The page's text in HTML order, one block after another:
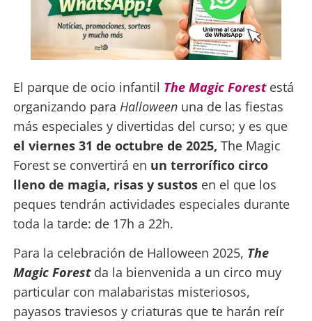
El parque de ocio infantil The Magic Forestestá
organizando para Halloween una de las fiestas
más especiales y divertidas del curso; y es que
el viernes 31 de octubre de 2025, The Magic
Forest se convertirá en un terrorífico circo
lleno de magia, risas y sustosen el que los
peques tendrán actividades especiales durante
toda la tarde: de 17h a 22h.
Para la celebración de Halloween 2025, The
Magic Forestda la bienvenida a un circo muy
particular con malabaristas misteriosos,
payasos traviesos y criaturas que te harán reír